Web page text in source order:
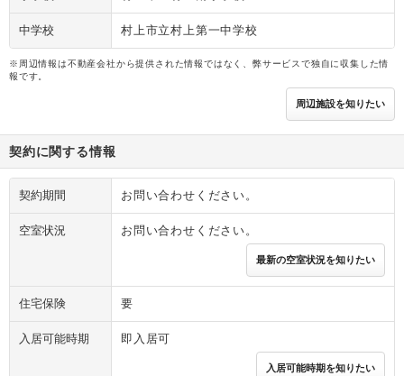
中学校 村上市立村上第一中学校
※周辺情報は不動産会社から提供された情報ではなく、弊サービスで独自に収集した情
報です。
周辺施設を知りたい
契約に関する情報
契約期間 お問い合わせください。
空室状況 お問い合わせください。
最新の空室状況を知りたい
住宅保険 要
入居可能時期 即入居可
入居可能時期を知りたい